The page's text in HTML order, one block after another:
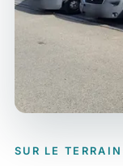
SUR LE TERRAIN